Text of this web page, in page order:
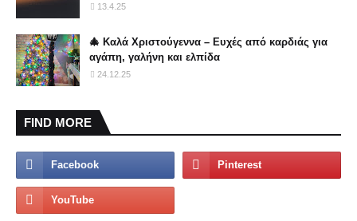
13.4.25
🎄 Καλά Χριστούγεννα – Ευχές από καρδιάς για
αγάπη, γαλήνη και ελπίδα
24.12.25
FIND MORE